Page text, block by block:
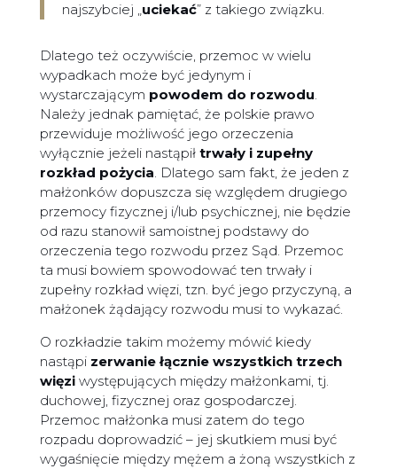
najszybciej „uciekać” z takiego związku.
Dlatego też oczywiście, przemoc w wielu
wypadkach może być jedynym i
wystarczającym powodem do rozwodu.
Należy jednak pamiętać, że polskie prawo
przewiduje możliwość jego orzeczenia
wyłącznie jeżeli nastąpił trwały i zupełny
rozkład pożycia. Dlatego sam fakt, że jeden z
małżonków dopuszcza się względem drugiego
przemocy fizycznej i/lub psychicznej, nie będzie
od razu stanowił samoistnej podstawy do
orzeczenia tego rozwodu przez Sąd. Przemoc
ta musi bowiem spowodować ten trwały i
zupełny rozkład więzi, tzn. być jego przyczyną, a
małżonek żądający rozwodu musi to wykazać.
O rozkładzie takim możemy mówić kiedy
nastąpi zerwanie łącznie wszystkich trzech
więziwystępujących między małżonkami, tj.
duchowej, fizycznej oraz gospodarczej.
Przemoc małżonka musi zatem do tego
rozpadu doprowadzić – jej skutkiem musi być
wygaśnięcie między mężem a żoną wszystkich z